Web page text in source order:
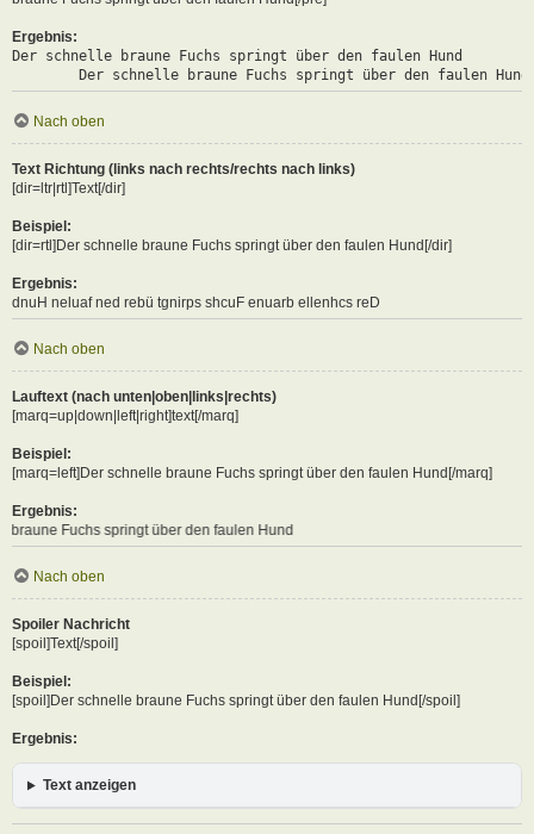
Ergebnis:
Der schnelle braune Fuchs springt über den faulen Hund
	Der schnelle braune Fuchs springt über den faulen Hund
Nach oben
Text Richtung (links nach rechts/rechts nach links)
[dir=ltr|rtl]Text[/dir]
Beispiel:
[dir=rtl]Der schnelle braune Fuchs springt über den faulen Hund[/dir]
Ergebnis:
Der schnelle braune Fuchs springt über den faulen Hund
Nach oben
Lauftext (nach unten|oben|links|rechts)
[marq=up|down|left|right]text[/marq]
Beispiel:
[marq=left]Der schnelle braune Fuchs springt über den faulen Hund[/marq]
Ergebnis:
springt über den faulen Hund
Nach oben
Spoiler Nachricht
[spoil]Text[/spoil]
Beispiel:
[spoil]Der schnelle braune Fuchs springt über den faulen Hund[/spoil]
Ergebnis:
Text anzeigen